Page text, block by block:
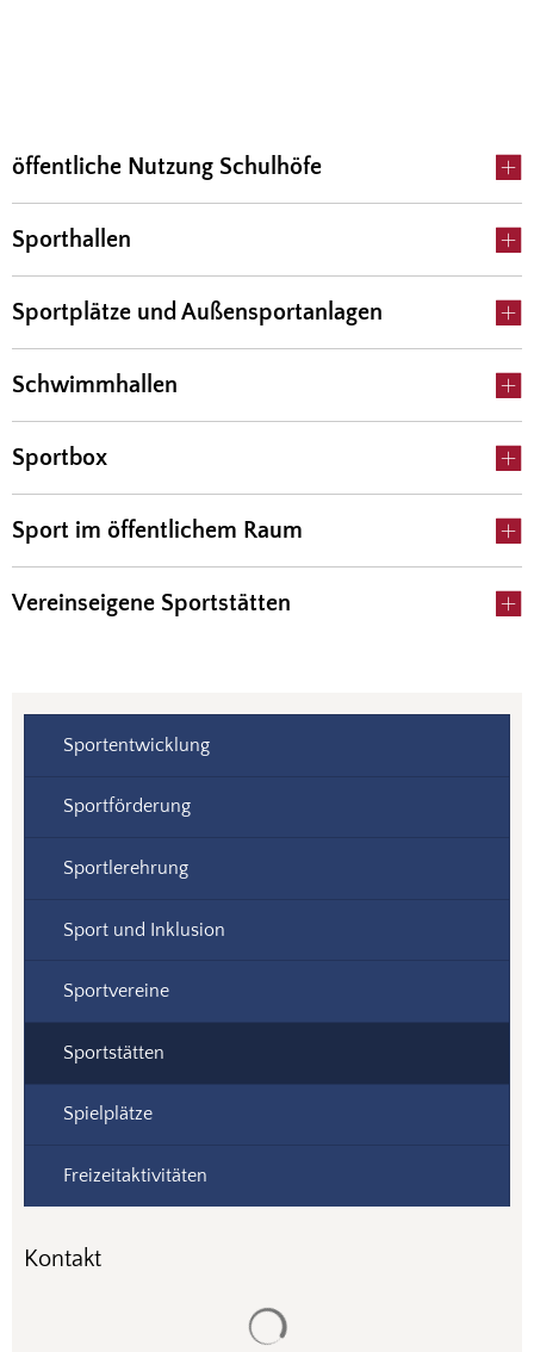
öffentliche Nutzung Schulhöfe
Sporthallen
Sportplätze und Außensportanlagen
Schwimmhallen
Sportbox
Sport im öffentlichem Raum
Vereinseigene Sportstätten
Sportentwicklung
Sportförderung
Sportlerehrung
Sport und Inklusion
Sportvereine
Sportstätten
Spielplätze
Freizeitaktivitäten
Kontakt